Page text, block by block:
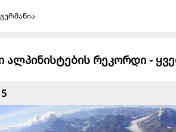
გერმანია
რეკორდი -